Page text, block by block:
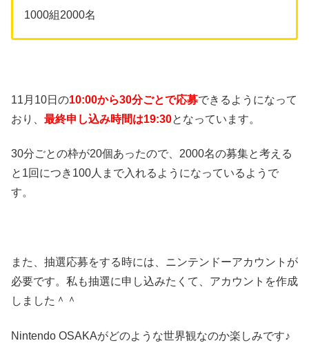
1000組2000名
11月10日の10:00から30分ごとで応募できるようになって
おり、 最終申し込み時間は19:30となっています。
30分ごとの枠が20個あったので、2000名の募集と考える
と1回につき100人まで入れるようになっているようで
す。
また、抽選応募をする時には、ニンテンドーアカウントが
必要です。私も抽選に申し込みたくて、アカウントを作成
しました＾＾
Nintendo OSAKAがどのような世界観なのか楽しみです♪